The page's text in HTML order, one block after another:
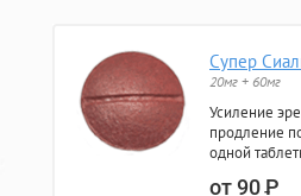
Супер
20мг + 60мг
Усиление
продление
одной
от 90Р